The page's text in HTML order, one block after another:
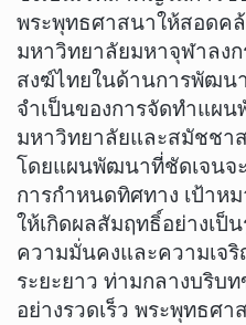
พระพุทธศาสนาให้สอดค
มหาวิทยาลัยมหาจุฬาลง
สงฆ์ไทยในด้านการพัฒน
จำเป็นของการจัดทำแผ
มหาวิทยาลัยและสมัชชา
โดยแผนพัฒนาที่ชัดเจนจ
การกำหนดทิศทาง เป้าห
ให้เกิดผลสัมฤทธิ์อย่างเป็
ความมั่นคงและความเจ
ระยะยาว ท่ามกลางบริบ
อย่างรวดเร็ว พระพุทธศ